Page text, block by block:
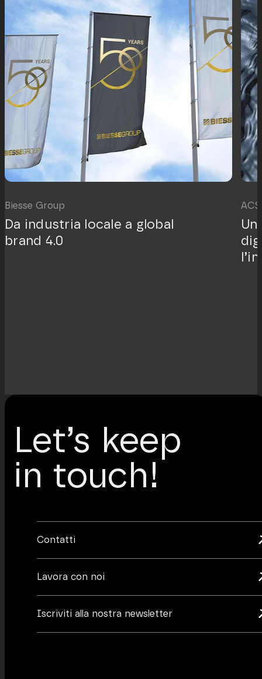
Biesse Group
Da industria locale a global
brand 4.0
ACS
Let’s keep
in touch!
Contatti
Lavora con noi
Iscriviti alla nostra newsletter